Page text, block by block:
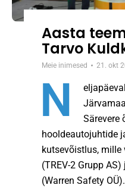
Aasta
Tarvo
Meie inimesed 21. okt
N
Särevere
hooldeautojuhtide
kutsevõistlus, mille
(TREV-2 Grupp
(Warren Safety OÜ).